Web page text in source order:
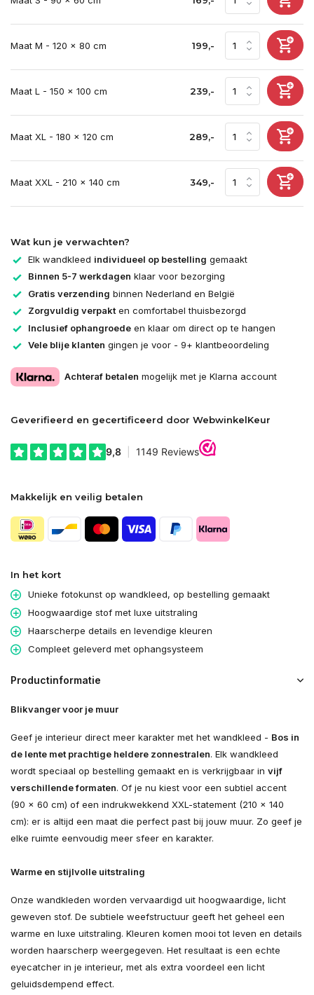
Maat M - 120 x 80 cm 199,-
Maat L - 150 x 100 cm 239,-
Maat XL - 180 x 120 cm 289,-
Maat XXL - 210 x 140 cm 349,-
Wat kun je verwachten?
Elk wandkleed individueel op bestelling gemaakt
Binnen 5-7 werkdagen klaar voor bezorging
Gratis verzending binnen Nederland en België
Zorgvuldig verpakten comfortabel thuisbezorgd
Inclusief ophangroede en klaar om direct op te hangen
Vele blije klanten gingen je voor - 9+ klantbeoordeling
Achteraf betalen mogelijk met je Klarna account
Geverifieerd en gecertificeerd door WebwinkelKeur
Makkelijk en veilig betalen
In het kort
Unieke fotokunst op wandkleed, op bestelling gemaakt
Hoogwaardige stof met luxe uitstraling
Haarscherpe details en levendige kleuren
Compleet geleverd met ophangsysteem
Productinformatie
Blikvanger voor je muur
Geef je interieur direct meer karakter met het wandkleed - Bos in
de lente met prachtige heldere zonnestralen. Elk wandkleed
wordt speciaal op bestelling gemaakt en is verkrijgbaar in vijf
verschillende formaten. Of je nu kiest voor een subtiel accent
(90 × 60 cm) of een indrukwekkend XXL-statement (210 × 140
cm): er is altijd een maat die perfect past bij jouw muur. Zo geef je
elke ruimte eenvoudig meer sfeer en karakter.
Warme en stijlvolle uitstraling
Onze wandkleden worden vervaardigd uit hoogwaardige, licht
geweven stof. De subtiele weefstructuur geeft het geheel een
warme en luxe uitstraling. Kleuren komen mooi tot leven en details
worden haarscherp weergegeven. Het resultaat is een echte
eyecatcher in je interieur, met als extra voordeel een licht
geluidsdempend effect.